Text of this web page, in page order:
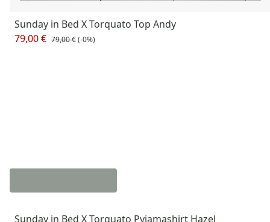
Sunday in Bed X Torquato Top Andy
79,00 € 79,00 €(-0%)
Sunday in Bed X Torquato Pyjamashirt Hazel